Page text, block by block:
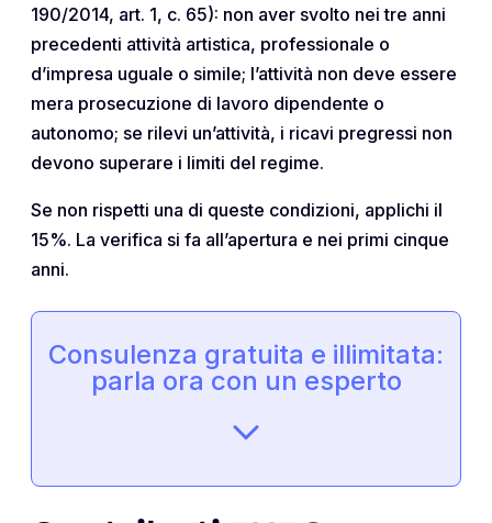
190/2014, art. 1, c. 65): non aver svolto nei tre anni
precedenti attività artistica, professionale o
d’impresa uguale o simile; l’attività non deve essere
mera prosecuzione di lavoro dipendente o
autonomo; se rilevi un’attività, i ricavi pregressi non
devono superare i limiti del regime.
Se non rispetti una di queste condizioni, applichi il
15%. La verifica si fa all’apertura e nei primi cinque
anni.
Consulenza gratuita e illimitata:
parla ora con un esperto